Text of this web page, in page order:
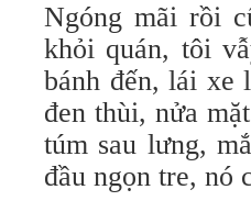
Ngóng mãi rồi
khỏi quán, tôi
bánh đến, lái xe
đen thùi, nửa
túm sau lưng,
đầu ngọn tre, nó